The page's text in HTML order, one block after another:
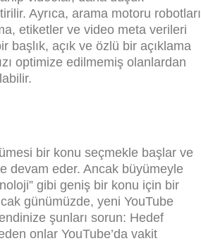
Ayrıca, arama motoru robotları
etiketler ve video meta verileri
başlık, açık ve özlü bir açıklama
optimize edilmemiş olanlardan
bir konu seçmekle başlar ve
devam eder. Ancak büyümeyle
gibi geniş bir konu için bir
günümüzde, yeni YouTube
şunları sorun: Hedef
onlar YouTube’da vakit